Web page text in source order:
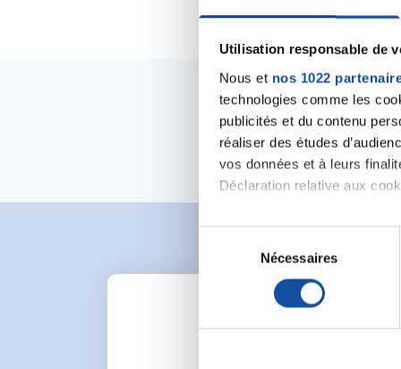
Utilisation responsable de
Nous et nos 1022
technologies comme les
publicités et du contenu
réaliser des études
vos données et à leurs
Déclaration relative aux
Si vous le permettez, nous
Collecter des
digitales).
Pour en savoir plus sur le
. Vous pouvez
Nécessaires